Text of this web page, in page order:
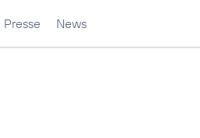
Presse News